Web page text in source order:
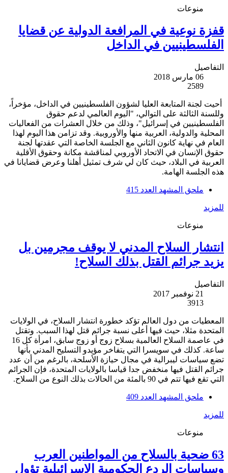
منوعات
قفزة نوعية في المرافعة الدولية عن قضايا
الفلسطينيين في الداخل
التفاصيل
06 مارس 2018
2589
أحيت لجنة المتابعة العليا لشؤون الفلسطينيين في الداخل، مؤخراً،
وللسنة الثالثة على التوالي، "اليوم العالمي لدعم حقوق
الفلسطينيين في إسرائيل"، وذلك من خلال العشرات من الفعاليات
المحلية والدولية، العربية منها والأوروبية. وقد تزامن هذا اليوم لهذا
العام في نهاية كانون الثاني مع الجلسة الخاصة التي عقدتها لجنة
حقوق الإنسان في الاتحاد الأوروبي لمناقشة مكانة وحقوق الأقلية
العربية في البلاد، حيث كان لي شرف تمثيل أهلنا وعرض قضايانا في
هذه الجلسة الهامة.
ملحق المشهد العدد 415
للمزيد
منوعات
انتشار السلاح المدني لا يوقف مجرمين بل
يزيد جرائم القتل بذلك السلاح!
التفاصيل
21 نوفمبر 2017
3913
المعطيات من دول العالم تؤكد خطورة انتشار السلاح، في الولايات
المتحدة مثلا، حيث فيها أعلى نسبة جرائم قتل لهذا السبب. وتقتل
في عاصمة السلاح العالمية بسلاح زوج أو زوج سابق، امرأة كل 16
ساعة. كذلك في سويسرا التي يتفاخر مؤيدو التسليح المدني بأنها
تضع سياسات ليبرالية في مجال حيازة الأسلحة، بالرغم من أن عدد
جرائم القتل فيها منخفض جدا قياسا بالولايات المتحدة، فإن الجرائم
التي تقع فيها تتم في 90 بالمئة من الحالات بذلك النوع من السلاح.
ملحق المشهد العدد 409
للمزيد
منوعات
63 ضحية بالسلاح من المواطنين العرب
وسياسات الردع الحكومية الإسرائيلية تؤول